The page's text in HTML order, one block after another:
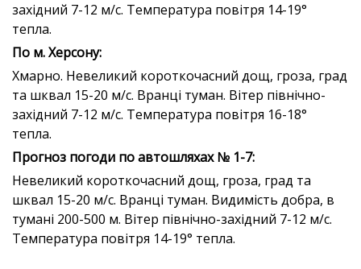
західний 7-12 м/с. Температура повітря 14-19°
тепла.
По м. Херсону:
Хмарно. Невеликий короткочасний дощ, гроза, град
та шквал 15-20 м/с. Вранці туман. Вітер північно-
західний 7-12 м/с. Температура повітря 16-18°
тепла.
Прогноз погоди по автошляхах № 1-7:
Невеликий короткочасний дощ, гроза, град та
шквал 15-20 м/с. Вранці туман. Видимість добра, в
тумані 200-500 м. Вітер північно-західний 7-12 м/с.
Температура повітря 14-19° тепла.